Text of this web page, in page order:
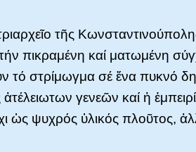
τῆς
πικραμένη καί ματωμένη
τό στρίμωγμα σέ ἕνα πυκνό
γενεῶν καί ἡ
ὡς ψυχρός ὑλικός πλοῦτος,